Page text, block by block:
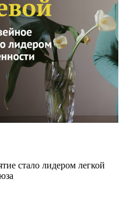
стало лидером легкой